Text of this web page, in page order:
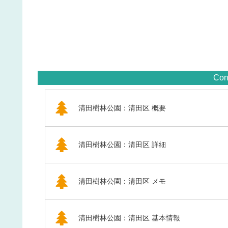
清田樹林公園：清田区 概要
清田樹林公園：清田区 詳細
清田樹林公園：清田区 メモ
清田樹林公園：清田区 基本情報